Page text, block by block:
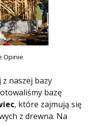
Opinie
naszej bazy
bazę
, które zajmują się
z drewna. Na